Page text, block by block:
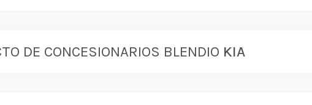
DE CONCESIONARIOS BLENDIO KIA